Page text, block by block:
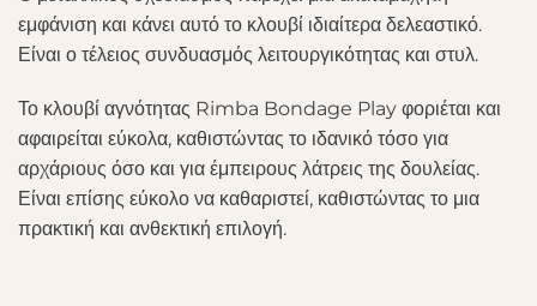
εμφάνιση και κάνει αυτό το κλουβί ιδιαίτερα δελεαστικό.
Είναι ο τέλειος συνδυασμός λειτουργικότητας και στυλ.
Το κλουβί αγνότητας Rimba Bondage Play φοριέται και
αφαιρείται εύκολα, καθιστώντας το ιδανικό τόσο για
αρχάριους όσο και για έμπειρους λάτρεις της δουλείας.
Είναι επίσης εύκολο να καθαριστεί, καθιστώντας το μια
πρακτική και ανθεκτική επιλογή.